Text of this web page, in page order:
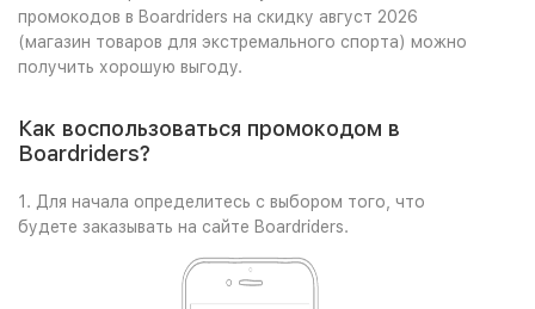
промокодов в Boardriders на скидку август 2026
(магазин товаров для экстремального спорта) можно
получить хорошую выгоду.
Как воспользоваться промокодом в
Boardriders?
1. Для начала определитесь с выбором того, что
будете заказывать на сайте Boardriders.